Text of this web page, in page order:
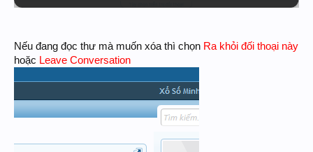
Nếu đang đọc thư mà muốn xóa thì chọn Ra khỏi đối thoại này
hoặc Leave Conversation